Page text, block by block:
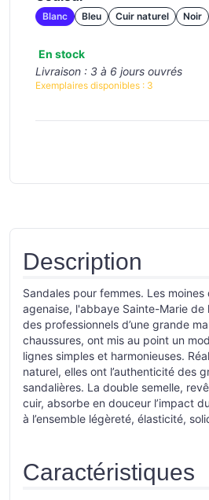
Blanc Bleu Cuir naturel Noir
En stock
Livraison : 3 à 6 jours ouvrés
Exemplaires disponibles : 3
Description
Sandales pour femmes. Les
agenaise, l'abbaye Sainte-Marie de
des professionnels d’une grande
chaussures, ont mis au point un
lignes simples et harmonieuses.
naturel, elles ont l’authenticité des
sandalières. La double semelle,
cuir, absorbe en douceur l’impact
à l’ensemble légèreté, élasticité,
Caractéristiques